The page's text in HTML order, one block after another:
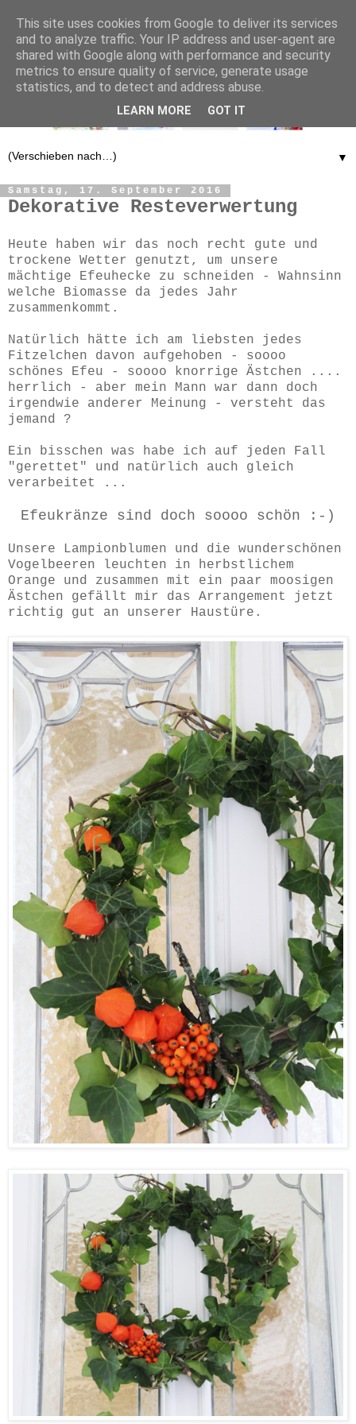
▼
Samstag, 17. September 2016
Dekorative Resteverwertung
Heute haben wir das noch recht gute und
trockene Wetter genutzt, um unsere
mächtige Efeuhecke zu schneiden - Wahnsinn
welche Biomasse da jedes Jahr
zusammenkommt.
Natürlich hätte ich am liebsten jedes
Fitzelchen davon aufgehoben - soooo
schönes Efeu - soooo knorrige Ästchen ....
herrlich - aber mein Mann war dann doch
irgendwie anderer Meinung - versteht das
jemand ?
Ein bisschen was habe ich auf jeden Fall
"gerettet" und natürlich auch gleich
verarbeitet ...
Efeukränze sind doch soooo schön :-)
Unsere Lampionblumen und die wunderschönen
Vogelbeeren leuchten in herbstlichem
Orange und zusammen mit ein paar moosigen
Ästchen gefällt mir das Arrangement jetzt
richtig gut an unserer Haustüre.
This site uses cookies from Google to deliver its services
and to analyze traffic. Your IP address and user-agent are
shared with Google along with performance and security
metrics to ensure quality of service, generate usage
statistics, and to detect and address abuse.
LEARN MORE GOT IT